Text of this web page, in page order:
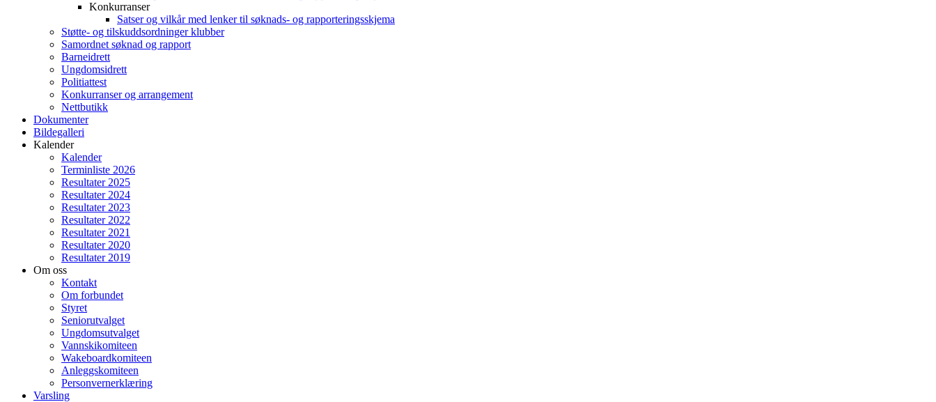
Konkurranser
Satser og vilkår med lenker til søknads- og rapporteringsskjema
Støtte- og tilskuddsordninger klubber
Samordnet søknad og rapport
Barneidrett
Ungdomsidrett
Politiattest
Konkurranser og arrangement
Nettbutikk
Dokumenter
Bildegalleri
Kalender
Kalender
Terminliste 2026
Resultater 2025
Resultater 2024
Resultater 2023
Resultater 2022
Resultater 2021
Resultater 2020
Resultater 2019
Om oss
Kontakt
Om forbundet
Styret
Seniorutvalget
Ungdomsutvalget
Vannskikomiteen
Wakeboardkomiteen
Anleggskomiteen
Personvernerklæring
Varsling